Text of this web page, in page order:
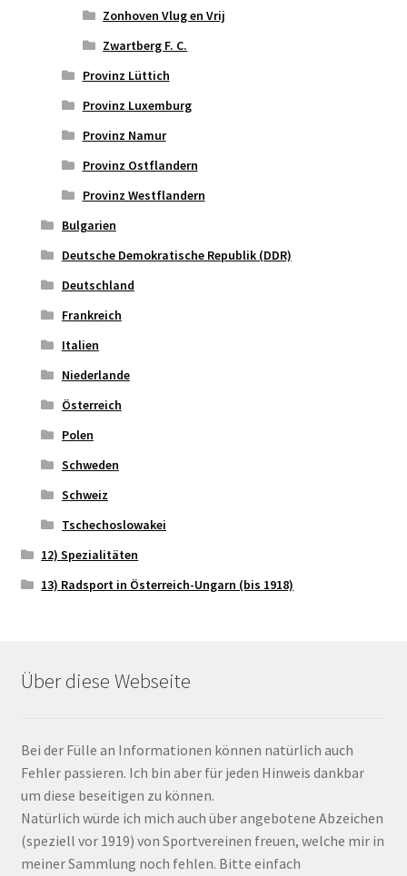
Zonhoven Vlug en Vrij
Zwartberg F. C.
Provinz Lüttich
Provinz Luxemburg
Provinz Namur
Provinz Ostflandern
Provinz Westflandern
Bulgarien
Deutsche Demokratische Republik (DDR)
Deutschland
Frankreich
Italien
Niederlande
Österreich
Polen
Schweden
Schweiz
Tschechoslowakei
12) Spezialitäten
13) Radsport in Österreich-Ungarn (bis 1918)
Über diese Webseite
Bei der Fülle an Informationen können natürlich auch
Fehler passieren. Ich bin aber für jeden Hinweis dankbar
um diese beseitigen zu können.
Natürlich würde ich mich auch über angebotene Abzeichen
(speziell vor 1919) von Sportvereinen freuen, welche mir in
meiner Sammlung noch fehlen. Bitte einfach